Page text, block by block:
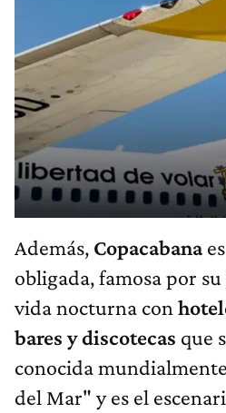
Además, Copacabana
obligada, famosa por
vida nocturna con
bares y discotecas que
conocida
del Mar" y es el